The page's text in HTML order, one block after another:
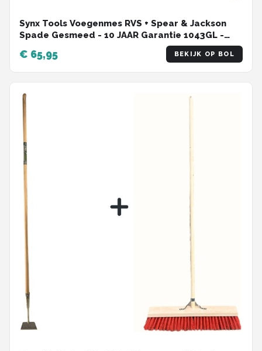
Synx Tools Voegenmes RVS + Spear & Jackson
Spade Gesmeed - 10 JAAR Garantie 1043GL -
Tuinschep Essenhout Steel 120 cm - onkruidmes
- voegenkrabber met steel 150cm
€ 65,95 BEKIJK OP BOL